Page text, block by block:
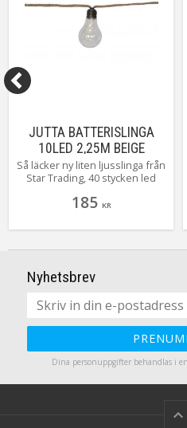
JUTTA BATTERISLINGA
10LED 2,25M BEIGE
Så läcker ny liten ljusslinga från
Star Trading, 40 stycken led
invävt i juterep. Underbar
både tillvardags och till fest.
185 KR
Nyhetsbrev
Dina personuppgifter behandlas i
keyboard_arrow_up